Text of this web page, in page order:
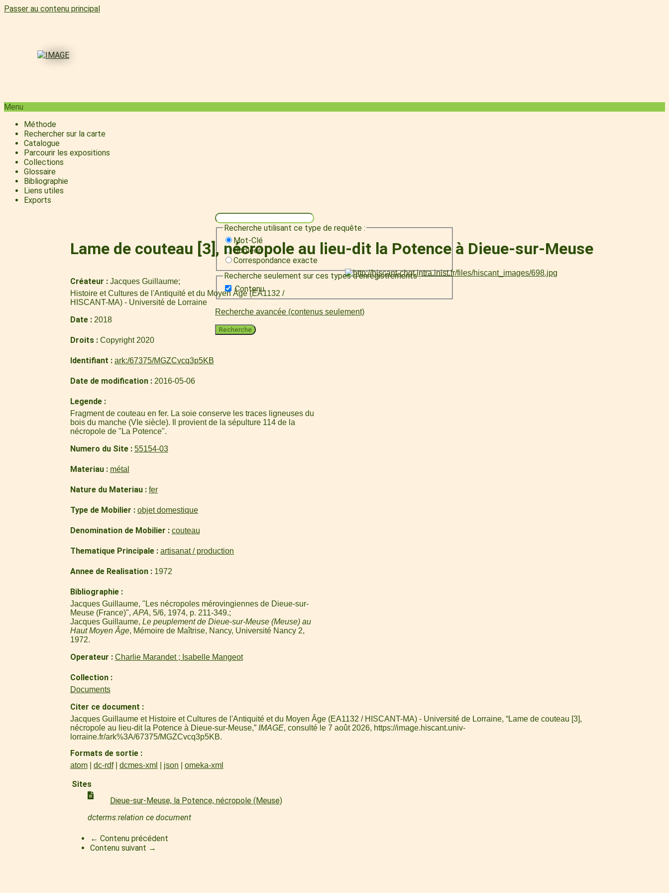
Passer au contenu principal
Menu
Méthode
Rechercher sur la carte
Catalogue
Parcourir les expositions
Collections
Glossaire
Bibliographie
Liens utiles
Exports
Recherche utilisant ce type de requête :
Mot-Clé
Booléen
Correspondance exacte
Recherche seulement sur ces types d'enregistrements :
Contenu
Recherche avancée (contenus seulement)
Recherche
Lame de couteau [3], nécropole au lieu-dit la Potence à Dieue-sur-Meuse
Créateur
Jacques Guillaume
Histoire et Cultures de l'Antiquité et du Moyen Âge (EA1132 /
HISCANT-MA) - Université de Lorraine
Date 2018
Droits Copyright 2020
Identifiant ark:/67375/MGZCvcq3p5KB
Date de modification 2016-05-06
Legende
Fragment de couteau en fer. La soie conserve les traces ligneuses du
bois du manche (VIe siècle). Il provient de la sépulture 114 de la
nécropole de "La Potence".
Numero du Site 55154-03
Materiau métal
Nature du Materiau fer
Type de Mobilier objet domestique
Denomination de Mobilier couteau
Thematique Principale artisanat / production
Annee de Realisation 1972
Bibliographie
Jacques Guillaume, "Les nécropoles mérovingiennes de Dieue-sur-
Meuse (France)",APA, 5/6, 1974, p. 211-349.
Jacques Guillaume, Le peuplement de Dieue-sur-Meuse (Meuse) au
Haut Moyen Âge, Mémoire de Maîtrise, Nancy, Université Nancy 2,
1972.
Operateur Charlie Marandet ; Isabelle Mangeot
Collection
Documents
Citer ce document
Jacques Guillaume et Histoire et Cultures de l'Antiquité et du Moyen Âge (EA1132 / HISCANT-MA) - Université de Lorraine, “Lame de couteau [3],
nécropole au lieu-dit la Potence à Dieue-sur-Meuse,” IMAGE, consulté le 7 août 2026, https://image.hiscant.univ-
lorraine.fr/ark%3A/67375/MGZCvcq3p5KB.
Formats de sortie
atom dc-rdf dcmes-xml json omeka-xml
Sites
Dieue-sur-Meuse, la Potence, nécropole (Meuse)
dcterms:relation ce document
← Contenu précédent
Contenu suivant →